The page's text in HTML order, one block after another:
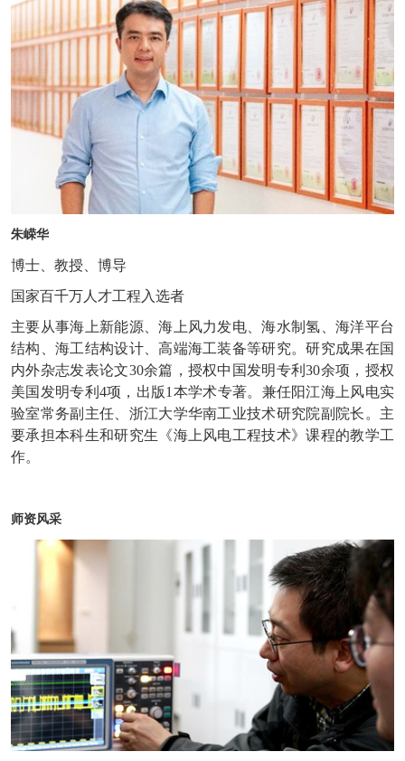
朱嵘华
博士、教授、博导
国家百千万人才工程入选者
主要从事海上新能源、海上风力发电、海水制氢、海洋平台
结构、海工结构设计、高端海工装备等研究。研究成果在国
内外杂志发表论文30余篇，授权中国发明专利30余项，授权
美国发明专利4项，出版1本学术专著。兼任阳江海上风电实
验室常务副主任、浙江大学华南工业技术研究院副院长。主
要承担本科生和研究生《海上风电工程技术》课程的教学工
作。
师资风采